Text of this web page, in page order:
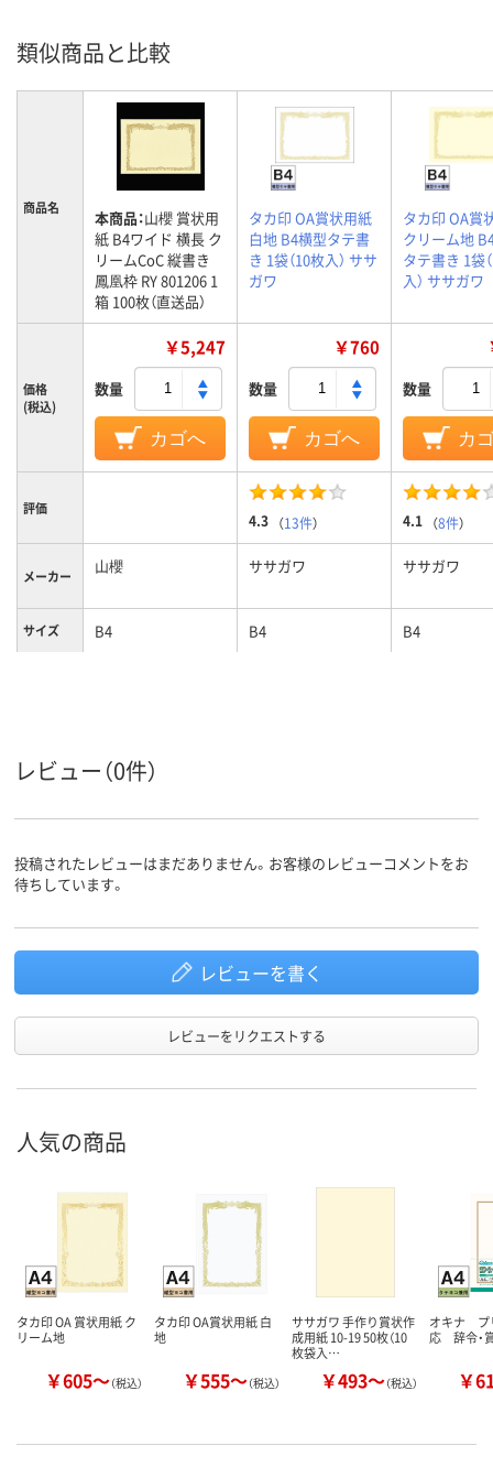
類似商品と比較
商品名 本商品：山櫻 賞状用
紙 B4ワイド 横長 ク
リームCoC 縦書き
鳳凰枠 RY 801206 1
箱 100枚（直送品）
タカ印 OA賞状用紙
白地 B4横型タテ書
き 1袋（10枚入） ササ
ガワ
タカ印 OA賞
クリーム地
タテ書き 1袋
入） ササガワ
価格
(税込)
￥5,247
数量
カゴへ
￥760
数量
カゴへ
数量
カ
評価
4.3 （13件） 4.1 （8件）
メーカー 山櫻 ササガワ ササガワ
サイズ B4 B4 B4
レビュー（0件）
投稿されたレビューはまだありません。お客様のレビューコメントをお
待ちしています。
レビューを書く
レビューをリクエストする
人気の商品
タカ印 OA 賞状用紙 ク
リーム地
￥605～（税込）
タカ印 OA賞状用紙 白
地
￥555～（税込）
ササガワ 手作り賞状作
成用紙 10-19 50枚（10
枚袋入…
￥493～（税込）
オキナ プ
応 辞令・
￥